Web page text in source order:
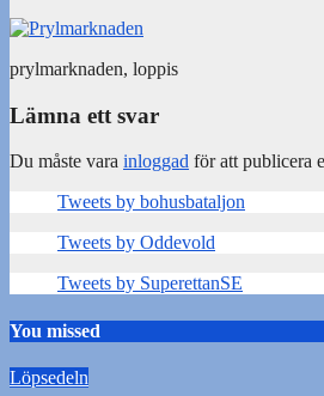
prylmarknaden, loppis
Lämna ett svar
Du måste vara inloggad för att publicera
Tweets by bohusbataljon
Tweets by Oddevold
Tweets by SuperettanSE
You missed
Löpsedeln